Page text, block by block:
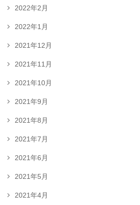
2022年2月
2022年1月
2021年12月
2021年11月
2021年10月
2021年9月
2021年8月
2021年7月
2021年6月
2021年5月
2021年4月